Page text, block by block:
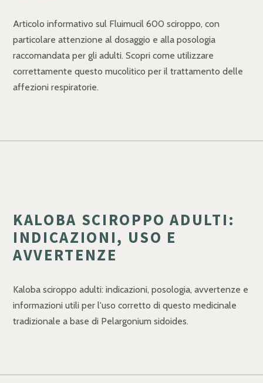
Articolo informativo sul Fluimucil 600 sciroppo, con
particolare attenzione al dosaggio e alla posologia
raccomandata per gli adulti. Scopri come utilizzare
correttamente questo mucolitico per il trattamento delle
affezioni respiratorie.
KALOBA SCIROPPO ADULTI:
INDICAZIONI, USO E
AVVERTENZE
Kaloba sciroppo adulti: indicazioni, posologia, avvertenze e
informazioni utili per l'uso corretto di questo medicinale
tradizionale a base di Pelargonium sidoides.